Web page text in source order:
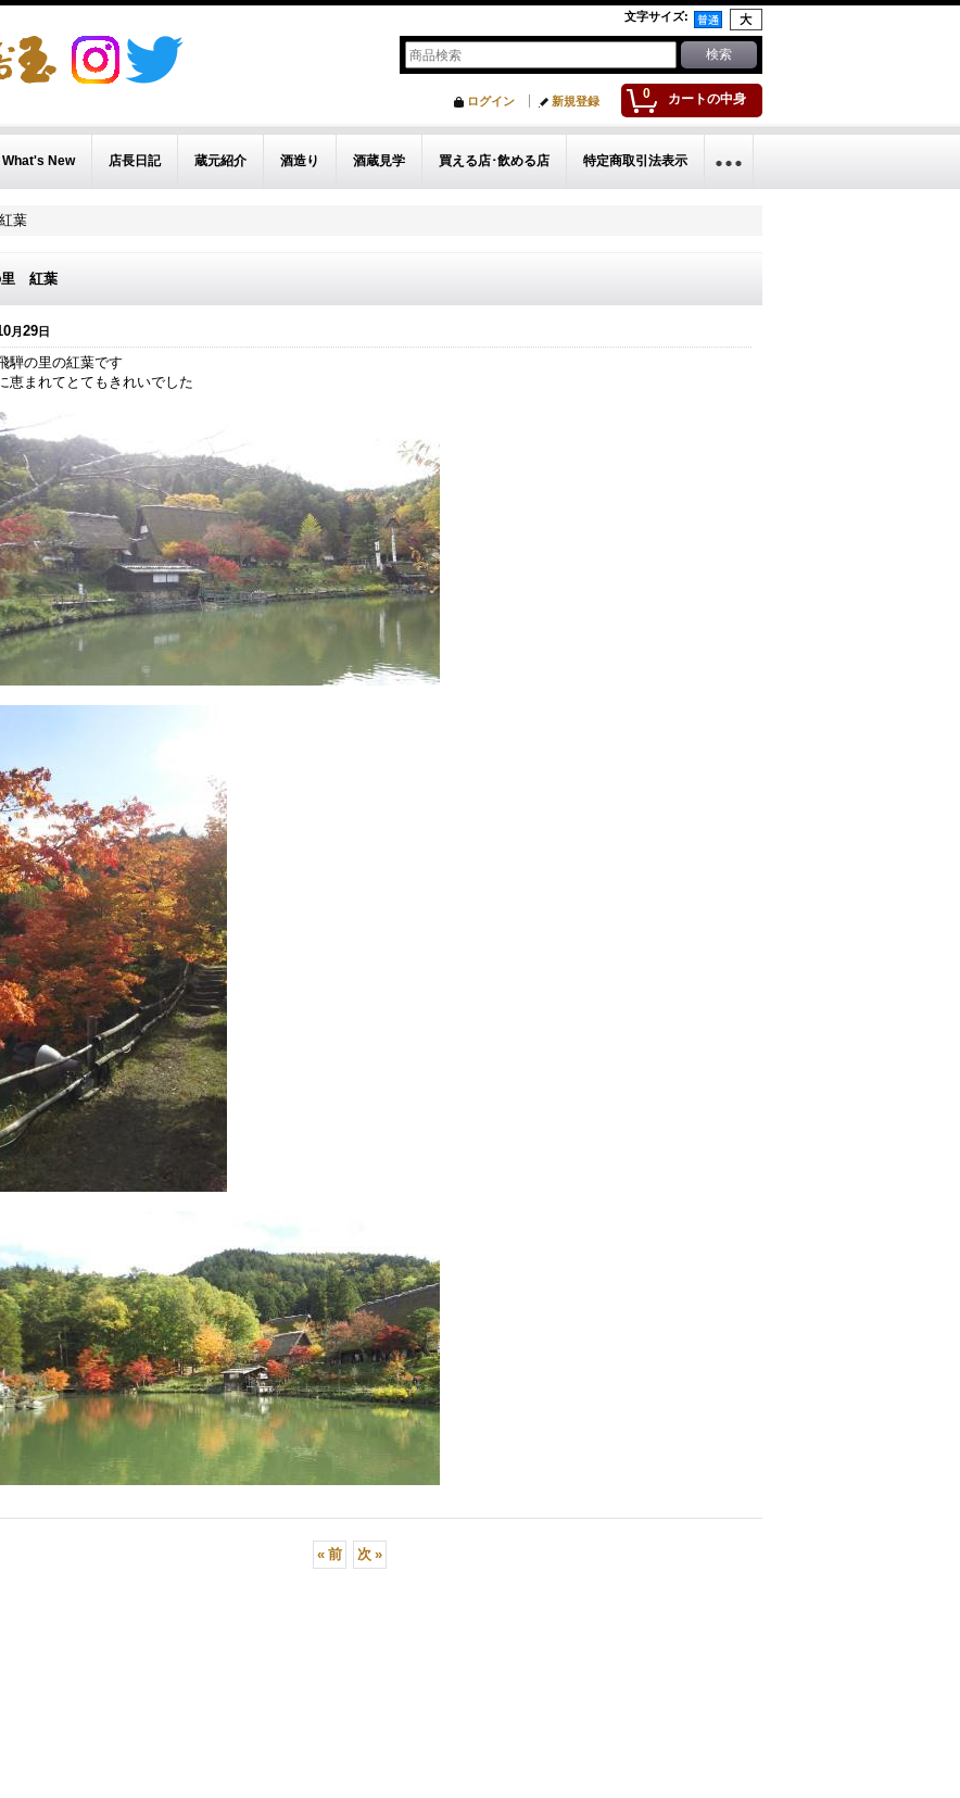
文字サイズ:
0 カートの中身
ログイン 新規登録
What's New 店長日記 蔵元紹介 酒造り 酒蔵見学 買える店･飲める店 特定商取引法表示
葉
里 紅葉
月29日
騨の里の紅葉です
恵まれてとてもきれいでした
« 前 次 »